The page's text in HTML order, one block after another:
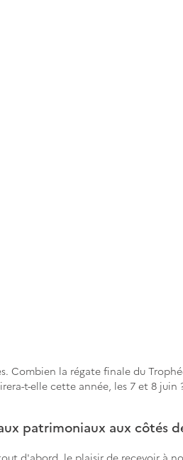
Combien la régate finale du
t-elle cette année, les 7 et 8 juin
patrimoniaux aux côtés
d'abord, le plaisir de recevoir à